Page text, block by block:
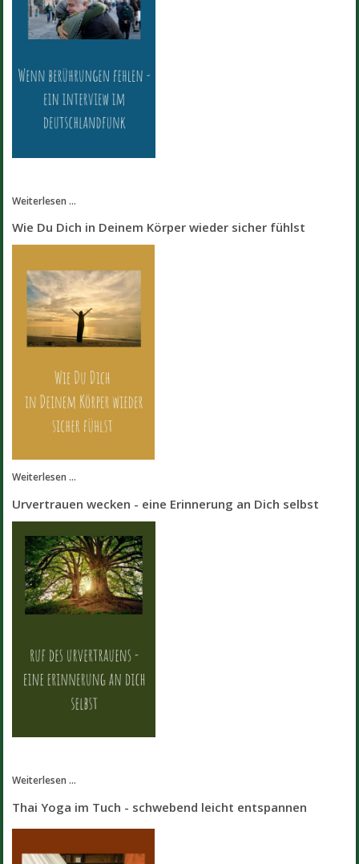
Weiterlesen ...
Wie Du Dich in Deinem Körper wieder sicher fühlst
Weiterlesen ...
Urvertrauen wecken - eine Erinnerung an Dich selbst
Weiterlesen ...
Thai Yoga im Tuch - schwebend leicht entspannen